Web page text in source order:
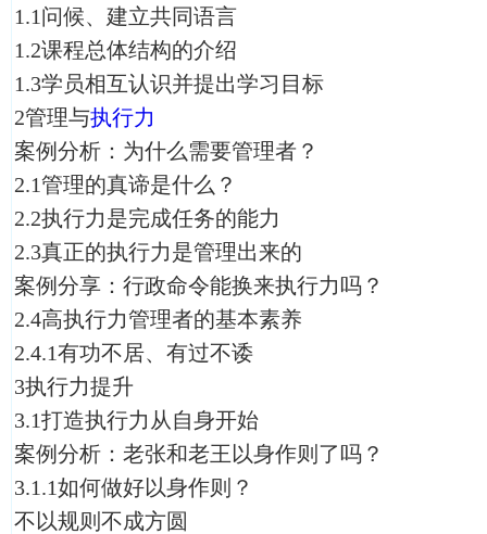
1.1问候、建立共同语言
1.2课程总体结构的介绍
1.3学员相互认识并提出学习目标
2管理与执行力
案例分析：为什么需要管理者？
2.1管理的真谛是什么？
2.2执行力是完成任务的能力
2.3真正的执行力是管理出来的
案例分享：行政命令能换来执行力吗？
2.4高执行力管理者的基本素养
2.4.1有功不居、有过不诿
3执行力提升
3.1打造执行力从自身开始
案例分析：老张和老王以身作则了吗？
3.1.1如何做好以身作则？
不以规则不成方圆